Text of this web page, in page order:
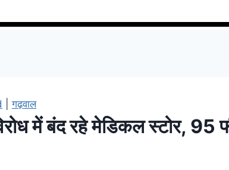
|गढ़वाल
में बंद रहे मेडिकल स्टोर, 95